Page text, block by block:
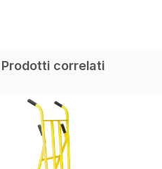
Prodotti correlati